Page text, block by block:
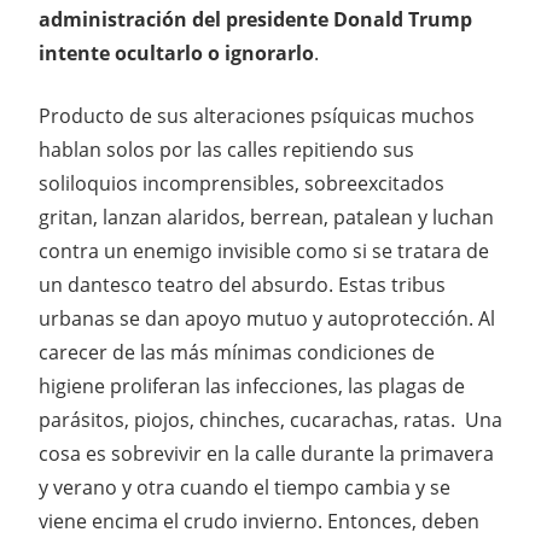
administración del presidente Donald Trump
intente ocultarlo o ignorarlo.
Producto de sus alteraciones psíquicas muchos
hablan solos por las calles repitiendo sus
soliloquios incomprensibles, sobreexcitados
gritan, lanzan alaridos, berrean, patalean y luchan
contra un enemigo invisible como si se tratara de
un dantesco teatro del absurdo. Estas tribus
urbanas se dan apoyo mutuo y autoprotección. Al
carecer de las más mínimas condiciones de
higiene proliferan las infecciones, las plagas de
parásitos, piojos, chinches, cucarachas, ratas. Una
cosa es sobrevivir en la calle durante la primavera
y verano y otra cuando el tiempo cambia y se
viene encima el crudo invierno. Entonces, deben